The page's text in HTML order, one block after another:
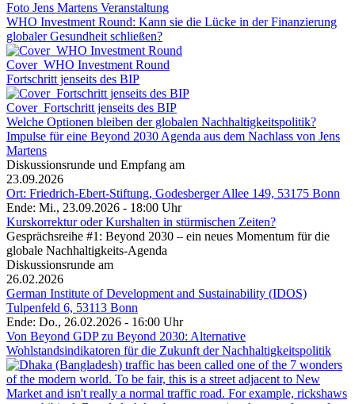
Foto Jens Martens Veranstaltung
WHO Investment Round: Kann sie die Lücke in der Finanzierung
globaler Gesundheit schließen?
Cover_WHO Investment Round
Fortschritt jenseits des BIP
Cover_Fortschritt jenseits des BIP
Welche Optionen bleiben der globalen Nachhaltigkeitspolitik?
Impulse für eine Beyond 2030 Agenda aus dem Nachlass von Jens
Martens
Diskussionsrunde und Empfang am
23.09.2026
Ort: Friedrich-Ebert-Stiftung, Godesberger Allee 149, 53175 Bonn
Ende: Mi., 23.09.2026 - 18:00 Uhr
Kurskorrektur oder Kurshalten in stürmischen Zeiten?
Gesprächsreihe #1: Beyond 2030 – ein neues Momentum für die
globale Nachhaltigkeits-Agenda
Diskussionsrunde am
26.02.2026
German Institute of Development and Sustainability (IDOS)
Tulpenfeld 6, 53113 Bonn
Ende: Do., 26.02.2026 - 16:00 Uhr
Von Beyond GDP zu Beyond 2030: Alternative
Wohlstandsindikatoren für die Zukunft der Nachhaltigkeitspolitik